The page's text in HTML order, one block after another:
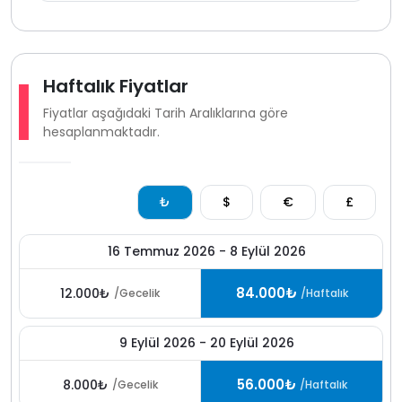
kiralık villa tatili geçirmek isteyen misafirler için konforlu
ve huzurlu bir konaklama imkanı sunmaktadır.
Haftalık Fiyatlar
Fiyatlar aşağıdaki Tarih Aralıklarına göre
hesaplanmaktadır.
₺ $ € £
16 Temmuz 2026 - 8 Eylül 2026
12.000₺ /Gecelik 84.000₺ /Haftalık
9 Eylül 2026 - 20 Eylül 2026
8.000₺ /Gecelik 56.000₺ /Haftalık